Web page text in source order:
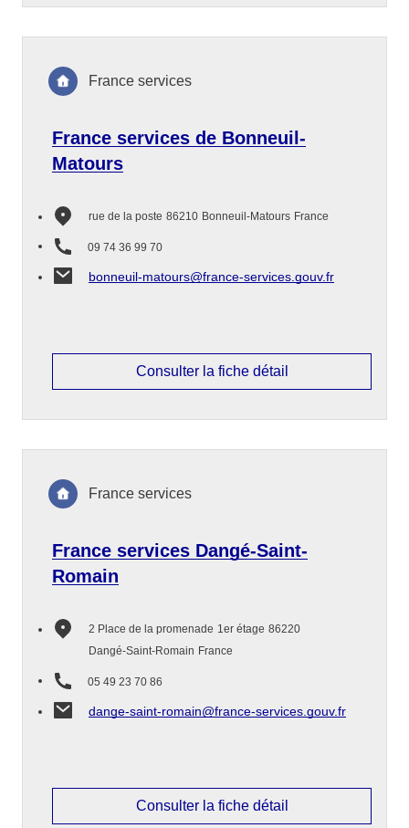
France services de Bonneuil-
Matours
rue de la poste 86210 Bonneuil-Matours France
09 74 36 99 70
bonneuil-matours@france-services.gouv.fr
France services
Consulter la fiche détail
France services Dangé-Saint-
Romain
2 Place de la promenade 1er étage 86220
Dangé-Saint-Romain France
05 49 23 70 86
dange-saint-romain@france-services.gouv.fr
France services
Consulter la fiche détail